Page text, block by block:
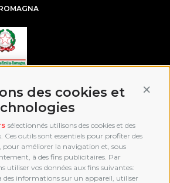
des cookies et
sélectionnés utilisons des cookies et des
Ces outils sont essentiels pour profiter des
pour améliorer la navigation et, sous
à des fins publicitaires. Par
utiliser vos données aux fins suivantes:
des informations sur un appareil, utiliser